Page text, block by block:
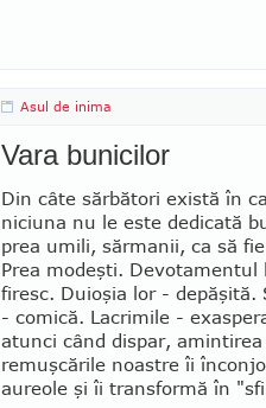
Asul de inima
Vara bunicilor
Din câte sărbători există în
niciuna nu le este dedicată
prea umili, sărmanii, ca să
Prea modeşti. Devotamentul
firesc. Duioşia lor - depăşită.
- comică. Lacrimile -
atunci când dispar, amintirea
remuşcările noastre îi
aureole şi îi transformă în